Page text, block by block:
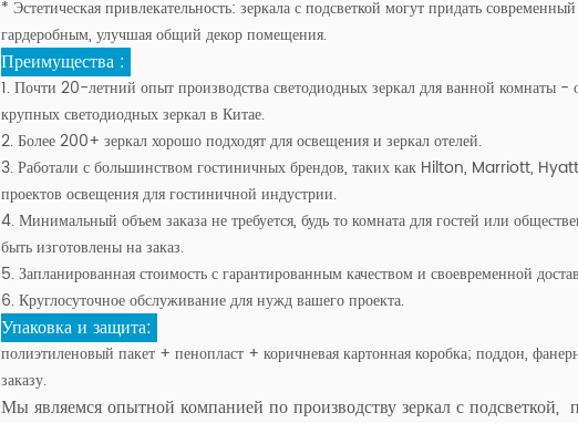
* Эстетическая привлекательность: зеркала с подсветкой могут придать
гардеробным, улучшая общий декор помещения.
Преимущества :
1. Почти 20-летний опыт производства светодиодных зеркал для ванной комнаты
крупных светодиодных зеркал в Китае.
2. Более 200+ зеркал хорошо подходят для освещения и зеркал отелей.
3. Работали с большинством гостиничных брендов, таких как Hilton, Marriott,
проектов освещения для гостиничной индустрии.
4. Минимальный объем заказа не требуется, будь то комната для гостей или
быть изготовлены на заказ.
5. Запланированная стоимость с гарантированным качеством и своевременной
6. Круглосуточное обслуживание для нужд вашего проекта.
Упаковка и защита:
полиэтиленовый пакет + пенопласт + коричневая картонная коробка; поддон,
заказу.
Мы являемся опытной компанией по производству зеркал с подсветкой,